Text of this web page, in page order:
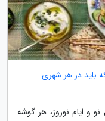
باید در هر شهری
و ایام نوروز، هر گوشه